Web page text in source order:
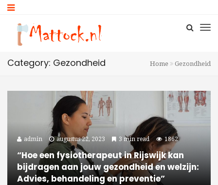
Category: Gezondheid Home Gezondheid
admin augustus 22, 2023 3 min read 1862
“Hoe een fysiotherapeut in Rijswijk kan
bijdragen aan jouw gezondheid en welzijn:
Advies, behandeling en preventie”